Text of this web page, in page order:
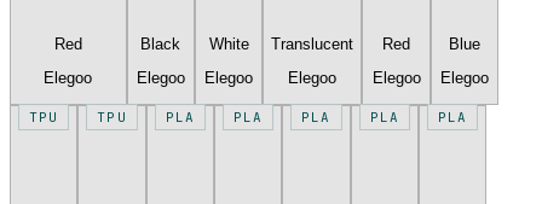
Red
Elegoo
Black
Elegoo
White
Elegoo
Translucent
Elegoo
Red
Elegoo
Blue
Elegoo
TPU TPU PLA PLA PLA PLA PLA